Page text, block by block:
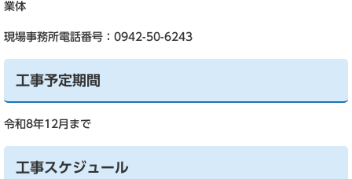
業体
現場事務所電話番号：0942-50-6243
工事予定期間
令和8年12月まで
工事スケジュール